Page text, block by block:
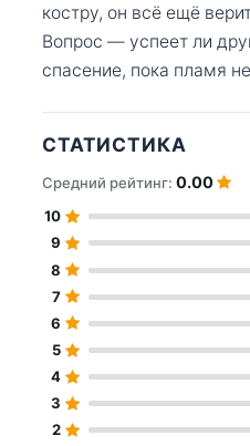
костру, он всё ещё
Вопрос — успеет ли
спасение, пока пламя
СТАТИСТИКА
Средний рейтинг: 0.00
10
9
8
7
6
5
4
3
2